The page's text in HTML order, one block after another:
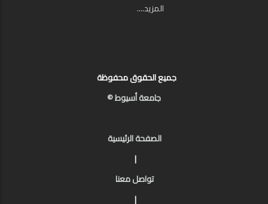
المزيد....
جميع الحقوق محفوظة
جامعة أسيوط ©
الصفحة الرئيسية
|
تواصل معنا
|